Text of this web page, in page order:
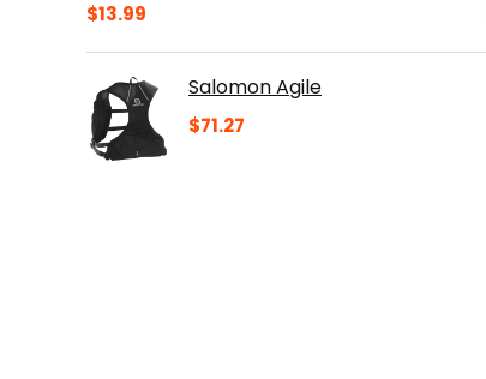
$13.99
Salomon Agile
$71.27